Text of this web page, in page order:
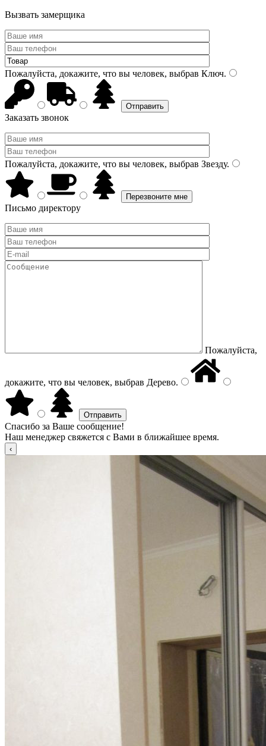
Вызвать замерщика
Пожалуйста, докажите, что вы человек, выбрав Ключ.
Заказать звонок
Пожалуйста, докажите, что вы человек, выбрав Звезду.
Письмо директору
Пожалуйста,
докажите, что вы человек, выбрав Дерево.
Спасибо за Ваше сообщение!
Наш менеджер свяжется с Вами в ближайшее время.